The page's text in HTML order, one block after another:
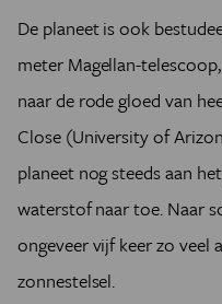
De planeet is ook
meter Magellan-
naar de rode gloed van
Close (University of
planeet nog steeds aan
waterstof naar toe. Naar
ongeveer vijf keer zo veel
zonnestelsel.